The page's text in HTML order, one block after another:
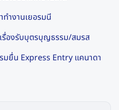
ทำงานเยอรมนี
รื่องรับบุตรบุญธรรม/สมรส
มยื่น Express Entry แคนาดา